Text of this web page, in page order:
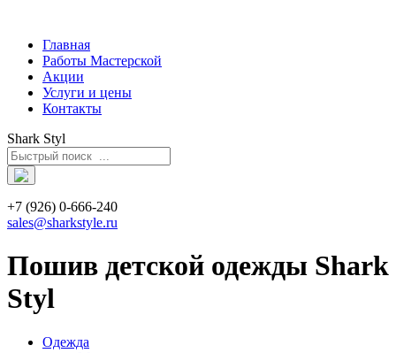
Главная
Работы Мастерской
Акции
Услуги и цены
Контакты
Shark Styl
+7 (926) 0-666-240
sales@sharkstyle.ru
Пошив детской одежды Shark
Styl
Одежда